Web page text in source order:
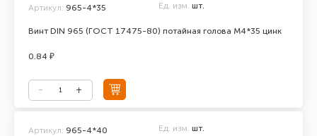
Винт DIN 965 (ГОСТ 17475-80) потайная голова М4*35 цинк
Артикул: 965-4*35 Ед. изм. шт.
0.84 ₽
Артикул: 965-4*40 Ед. изм. шт.